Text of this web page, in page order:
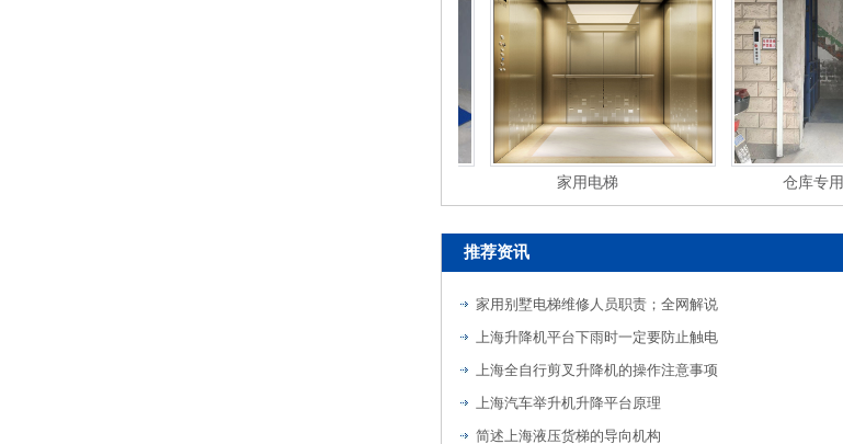
家用电梯 仓库专用货梯
推荐资讯
家用别墅电梯维修人员职责；全网解说
上海升降机平台下雨时一定要防止触电
上海全自行剪叉升降机的操作注意事项
上海汽车举升机升降平台原理
简述上海液压货梯的导向机构